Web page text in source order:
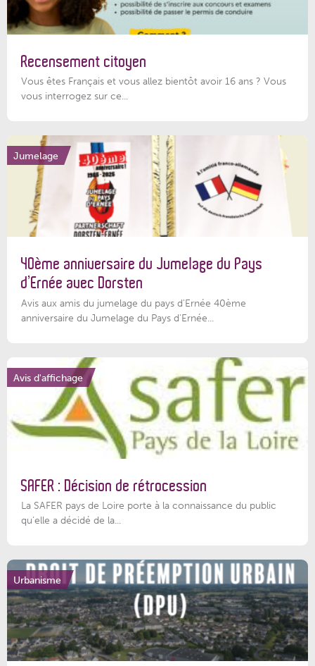
Recensement citoyen
Vous êtes Français et vous allez bientôt avoir 16 ans ? Vous
vous interrogez sur ce...
Jumelage
40ème anniversaire du Jumelage du Pays
d’Ernée avec Dorsten
Avis aux amis du jumelage du pays d'Ernée 40ème
anniversaire du Jumelage du Pays d'Ernée...
Avis d'affichage
SAFER : Décision de rétrocession
La SAFER pays de Loire porte à la connaissance du public
qu’elle a décidé de la...
Urbanisme